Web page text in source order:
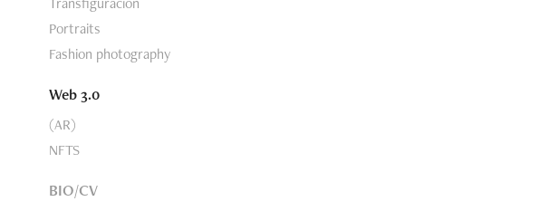
Portraits
Fashion photography
Web 3.0
(AR)
NFTS
BIO/CV